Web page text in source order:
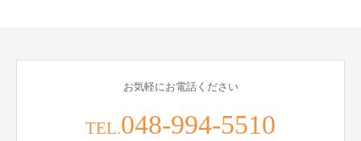
お気軽にお電話ください
TEL.048-994-5510